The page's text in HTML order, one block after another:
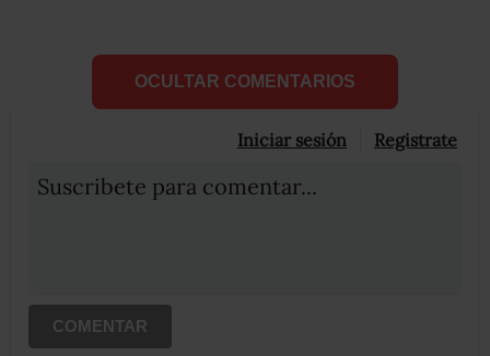
OCULTAR COMENTARIOS
Iniciar sesión Registrate
Suscribete para comentar...
COMENTAR